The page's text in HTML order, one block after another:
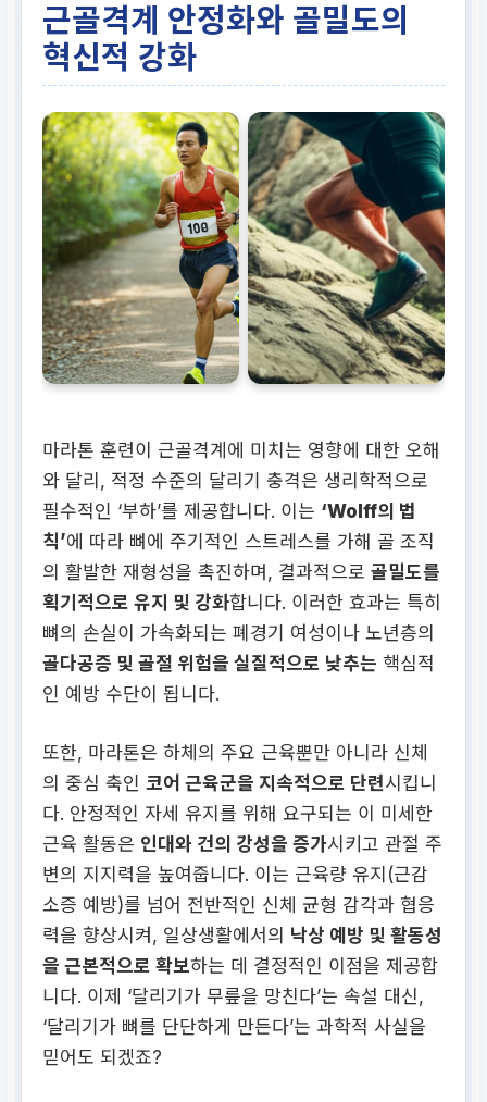
근골격계 안정화와 골밀도의
혁신적 강화
마라톤 훈련이 근골격계에 미치는 영향에 대한 오해
와 달리, 적정 수준의 달리기 충격은 생리학적으로
필수적인 ‘부하’를 제공합니다. 이는 ‘Wolff의 법
칙’에 따라 뼈에 주기적인 스트레스를 가해 골 조직
의 활발한 재형성을 촉진하며, 결과적으로골밀도를
획기적으로 유지 및 강화합니다. 이러한 효과는 특히
뼈의 손실이 가속화되는 폐경기 여성이나 노년층의
골다공증 및 골절 위험을 실질적으로 낮추는 핵심적
인 예방 수단이 됩니다.
또한, 마라톤은 하체의 주요 근육뿐만 아니라 신체
의 중심 축인코어 근육군을 지속적으로 단련시킵니
다. 안정적인 자세 유지를 위해 요구되는 이 미세한
근육 활동은 인대와 건의 강성을 증가시키고 관절 주
변의 지지력을 높여줍니다. 이는 근육량 유지(근감
소증 예방)를 넘어 전반적인 신체 균형 감각과 협응
력을 향상시켜, 일상생활에서의 낙상 예방 및 활동성
을 근본적으로 확보하는 데 결정적인 이점을 제공합
니다. 이제 ‘달리기가 무릎을 망친다’는 속설 대신,
‘달리기가 뼈를 단단하게 만든다’는 과학적 사실을
믿어도 되겠죠?